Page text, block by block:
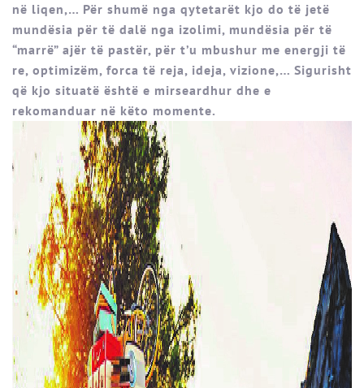
në liqen,… Për shumë nga qytetarët kjo do të jetë
mundësia për të dalë nga izolimi, mundësia për të
“marrë” ajër të pastër, për t’u mbushur me energji të
re, optimizëm, forca të reja, ideja, vizione,… Sigurisht
që kjo situatë është e mirseardhur dhe e
rekomanduar në këto momente.